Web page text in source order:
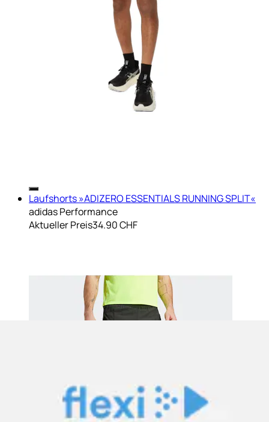
Laufshorts »ADIZERO ESSENTIALS RUNNING SPLIT«
adidas Performance
Aktueller Preis34.90 CHF